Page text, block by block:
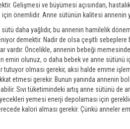
Gelişmesi ve büyümesi açısından,
önemlidir. Anne sütünün kalitesi annenin
daha yağlıdır, bu annenin hamilelik
demektir. Nadir de olsa çeşitli
vardır. Öncelikle, annenin bebeği
emin olunuz, o daha bebek ve anne sütünü
tutuyor olması gerekir, aksi halde emme
etmesi gerekir. Bunun yanında annenin bol
Sıvı tüketimindeki artış anne sütünü de
yemesi enerji depolaması için
kalori alması gerekir. Çünkü anneler